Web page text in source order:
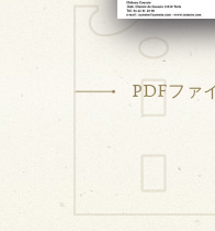
PDFファ